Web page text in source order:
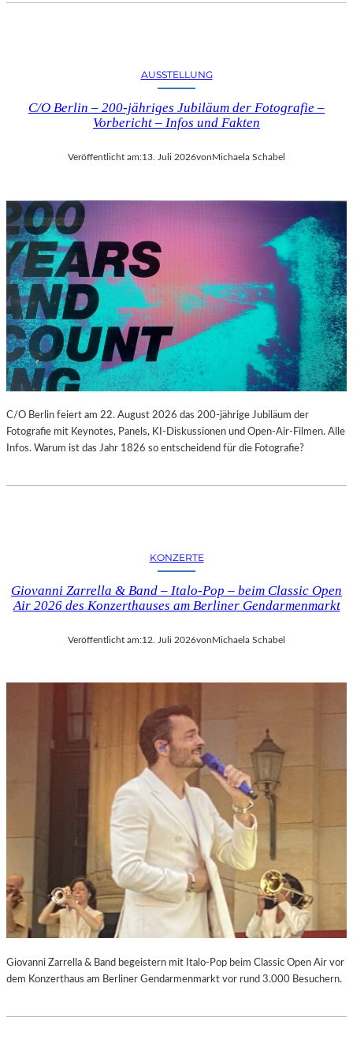
AUSSTELLUNG
C/O Berlin – 200-jähriges Jubiläum der Fotografie –
Vorbericht – Infos und Fakten
Veröffentlicht am:13. Juli 2026von Michaela Schabel
C/O Berlin feiert am 22. August 2026 das 200-jährige Jubiläum der
Fotografie mit Keynotes, Panels, KI-Diskussionen und Open-Air-Filmen. Alle
Infos. Warum ist das Jahr 1826 so entscheidend für die Fotografie?
KONZERTE
Giovanni Zarrella & Band – Italo-Pop – beim Classic Open
Air 2026 des Konzerthauses am Berliner Gendarmenmarkt
Veröffentlicht am:12. Juli 2026von Michaela Schabel
Giovanni Zarrella & Band begeistern mit Italo-Pop beim Classic Open Air vor
dem Konzerthaus am Berliner Gendarmenmarkt vor rund 3.000 Besuchern.